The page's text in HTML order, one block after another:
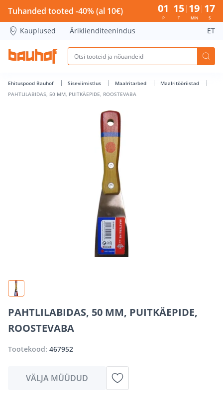
PAHTLILABIDAS, 50 MM, PUITKÄEPIDE, ROOSTEVABA -
Tuhanded tooted -40% (al 10€) 01
P
15
T
19
MIN
17
S
Kauplused Äriklienditeenindus ET
Ehituspood Bauhof Siseviimistlus Maalritarbed
Maalritööriistad
PAHTLILABIDAS, 50 MM, PUITKÄEPIDE, ROOSTEVABA
PAHTLILABIDAS, 50 MM, PUITKÄEPIDE,
ROOSTEVABA
Tootekood: 467952
VÄLJA MÜÜDUD